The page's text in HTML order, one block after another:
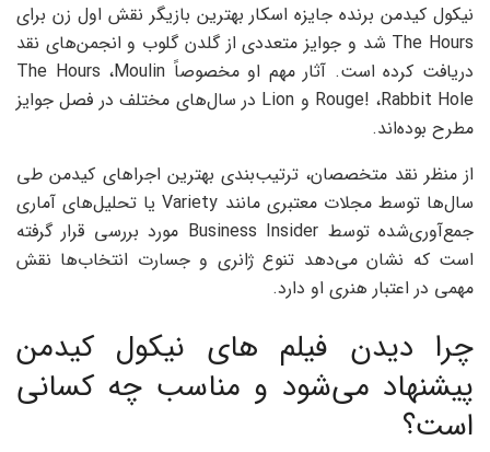
نیکول کیدمن برنده جایزه اسکار بهترین بازیگر نقش اول زن برای
The Hours شد و جوایز متعددی از گلدن گلوب و انجمن‌های نقد
دریافت کرده است. آثار مهم او مخصوصاً The Hours ،Moulin
Rouge! ،Rabbit Hole و Lion در سال‌های مختلف در فصل جوایز
مطرح بوده‌اند.
از منظر نقد متخصصان، ترتیب‌بندی بهترین اجراهای کیدمن طی
سال‌ها توسط مجلات معتبری مانند Variety یا تحلیل‌های آماری
جمع‌آوری‌شده توسط Business Insider مورد بررسی قرار گرفته
است که نشان می‌دهد تنوع ژانری و جسارت انتخاب‌ها نقش
مهمی در اعتبار هنری او دارد.
چرا دیدن فیلم های نیکول کیدمن
پیشنهاد می‌شود و مناسب چه کسانی
است؟